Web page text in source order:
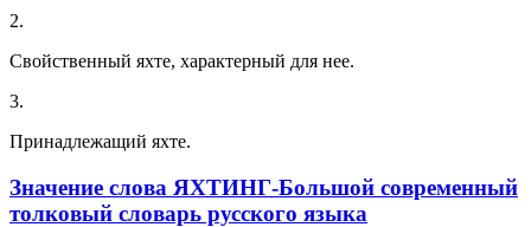
2.
Свойственный яхте, характерный для нее.
3.
Принадлежащий яхте.
Значение слова ЯХТИНГ-Большой современный
толковый словарь русского языка